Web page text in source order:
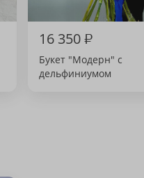
16 350₽
Букет "Модерн" с
дельфиниумом